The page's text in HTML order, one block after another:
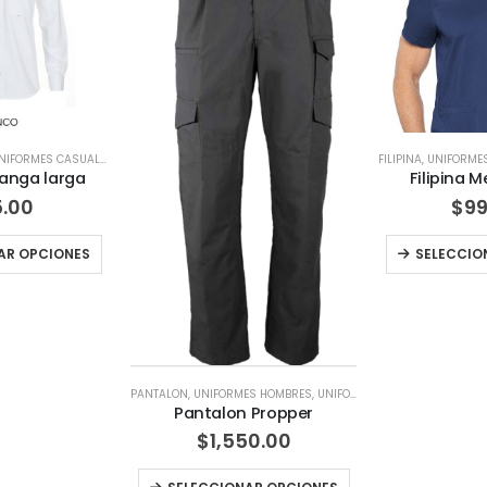
Este producto tiene múltiples variantes. Las opciones se pueden elegir en la página de producto
, UNIFORMES HOMBRES UNIFORMES MEDICOS
Filipina Med Couture
990.00
SELECCIONAR OPCIONES
Este producto tiene múltiples variantes. Las opciones se pueden elegir en la página de producto
CAMISA EJECUTIVA,
Camisas
$